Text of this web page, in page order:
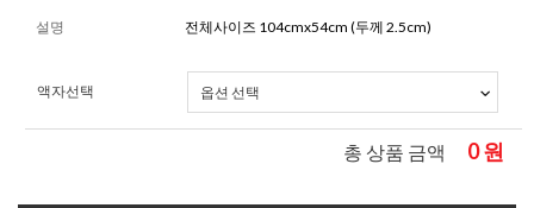
설명 전체사이즈 104cmx54cm (두께 2.5cm)
액자선택
총 상품 금액 0원